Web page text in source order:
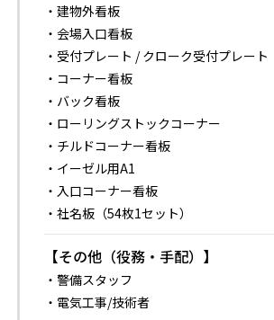
・建物外看板
・会場入口看板
・受付プレート / クローク受付プレート
・コーナー看板
・バック看板
・ローリングストックコーナー
・チルドコーナー看板
・イーゼル用A1
・入口コーナー看板
・社名板（54枚1セット）
【その他（役務・手配）】
・警備スタッフ
・電気工事/技術者